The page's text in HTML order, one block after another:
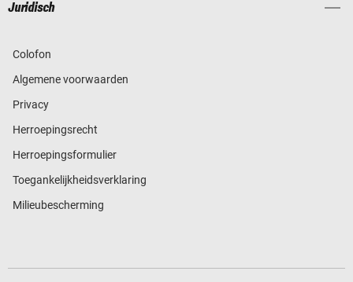
Juridisch
Colofon
Algemene voorwaarden
Privacy
Herroepingsrecht
Herroepingsformulier
Toegankelijkheidsverklaring
Milieubescherming